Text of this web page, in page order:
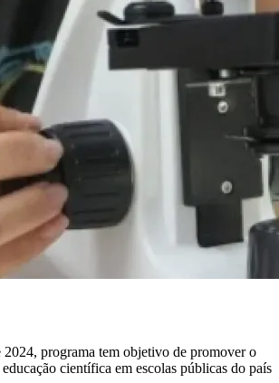
programa tem objetivo de promover o
científica em escolas públicas do país